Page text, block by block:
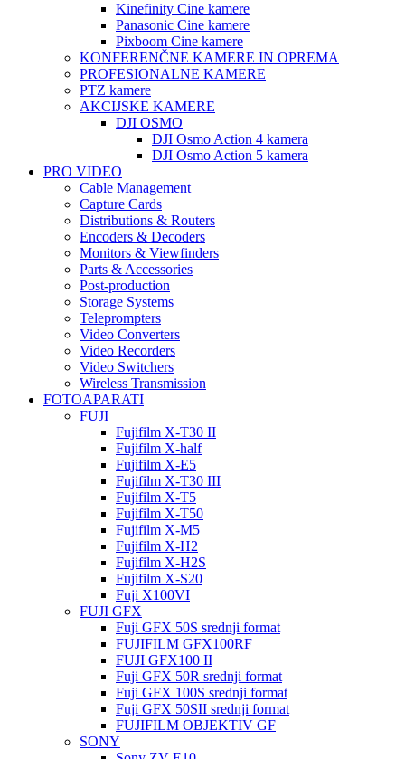
Kinefinity Cine kamere
Panasonic Cine kamere
Pixboom Cine kamere
KONFERENČNE KAMERE IN OPREMA
PROFESIONALNE KAMERE
PTZ kamere
AKCIJSKE KAMERE
DJI OSMO
DJI Osmo Action 4 kamera
DJI Osmo Action 5 kamera
PRO VIDEO
Cable Management
Capture Cards
Distributions & Routers
Encoders & Decoders
Monitors & Viewfinders
Parts & Accessories
Post-production
Storage Systems
Teleprompters
Video Converters
Video Recorders
Video Switchers
Wireless Transmission
FOTOAPARATI
FUJI
Fujifilm X-T30 II
Fujifilm X-half
Fujifilm X-E5
Fujifilm X-T30 III
Fujifilm X-T5
Fujifilm X-T50
Fujifilm X-M5
Fujifilm X-H2
Fujifilm X-H2S
Fujifilm X-S20
Fuji X100VI
FUJI GFX
Fuji GFX 50S srednji format
FUJIFILM GFX100RF
FUJI GFX100 II
Fuji GFX 50R srednji format
Fuji GFX 100S srednji format
Fuji GFX 50SII srednji format
FUJIFILM OBJEKTIV GF
SONY